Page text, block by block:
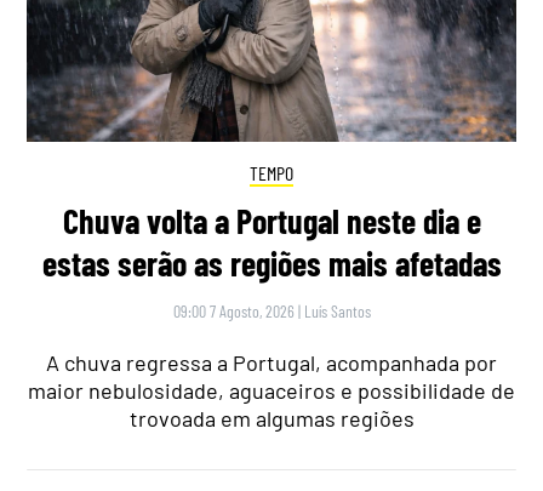
TEMPO
Chuva volta a Portugal neste dia e
estas serão as regiões mais afetadas
09:00 7 Agosto, 2026 | Luís Santos
A chuva regressa a Portugal, acompanhada por
maior nebulosidade, aguaceiros e possibilidade de
trovoada em algumas regiões